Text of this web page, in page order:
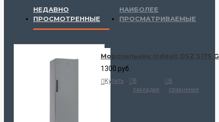
НЕДАВНО
ПРОСМОТРЕННЫЕ
НАИБОЛЕЕ
ПРОСМАТРИВАЕМЫЕ
Морозильник Indesit DSZ 5175 G
1300 руб.
Купить
В
закладки
В
сравнение